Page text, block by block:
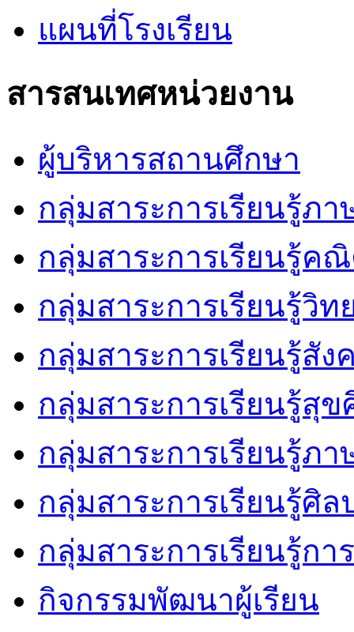
แผนที่โรงเรียน
สารสนเทศหน่วยงาน
ผู้บริหารสถานศึกษา
กลุ่มสาระการเรียนรู้ภา
กลุ่มสาระการเรียนรู้ค
กลุ่มสาระการเรียนรู้วิท
กลุ่มสาระการเรียนรู้สัง
กลุ่มสาระการเรียนรู้สุ
กลุ่มสาระการเรียนรู้ภา
กลุ่มสาระการเรียนรู้ศิล
กลุ่มสาระการเรียนรู้กา
กิจกรรมพัฒนาผู้เรียน